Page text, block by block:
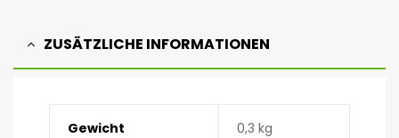
ZUSÄTZLICHE INFORMATIONEN
Gewicht 0,3 kg